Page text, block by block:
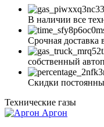
В наличии все
Срочная доставка
собственный
Скидки
Технические газы
Аргон